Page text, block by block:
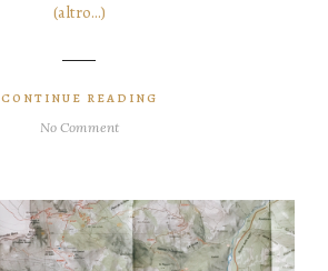
(altro…)
CONTINUE READING
No Comment